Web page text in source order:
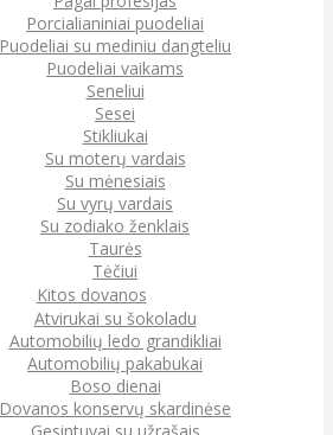
Porcialianiniai puodeliai
Puodeliai su mediniu dangteliu
Puodeliai vaikams
Seneliui
Sesei
Stikliukai
Su moterų vardais
Su mėnesiais
Su vyrų vardais
Su zodiako ženklais
Taurės
Tėčiui
Kitos dovanos
Atvirukai su šokoladu
Automobilių ledo grandikliai
Automobilių pakabukai
Boso dienai
Dovanos konservų skardinėse
Gesintuvai su užrašais